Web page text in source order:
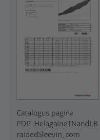
Catalogus pagina
PDP_HelagaineTNandLB
raidedSleevin_com